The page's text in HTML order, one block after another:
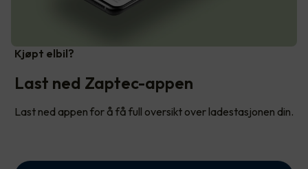
Kjøpt elbil?
Last ned Zaptec-appen
Last ned appen for å få full oversikt over ladestasjonen din.